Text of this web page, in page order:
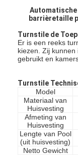
barrièretaille
Turnstile de
Er is een reeks
kiezen. Zij
gebruikt en
Turnstile
Model
Materiaal van
Huisvesting
Afmeting van
Huisvesting
Lengte van Pool
(uit huisvesting)
Netto Gewicht